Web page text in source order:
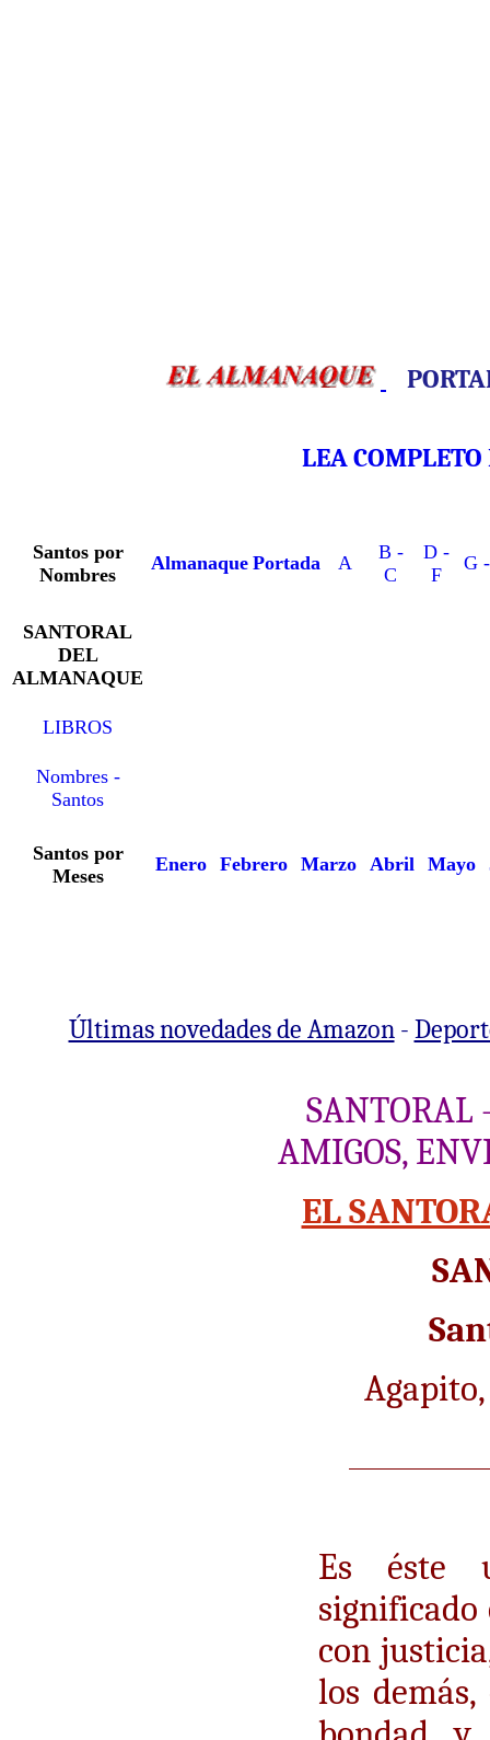
LEA
Santos por
Nombres
Almanaque Portada A
B -
C
D -
F
G
SANTORAL
DEL
ALMANAQUE
LIBROS
Nombres -
Santos
Santos por
Meses
Enero Febrero Marzo Abril Mayo
Últimas novedades de Amazon-
SANTORAL
AMIGOS,
EL
Es éste
significado
con
los